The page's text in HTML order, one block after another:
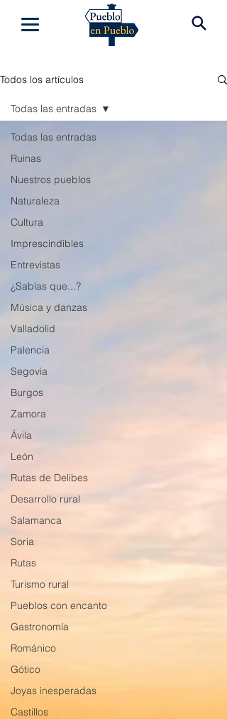
Todos los artículos
Todas las entradas
Ruinas
Nuestros pueblos
Naturaleza
Cultura
Imprescindibles
Entrevistas
¿Sabías que...?
Música y danzas
Valladolid
Palencia
Segovia
Burgos
Zamora
Ávila
León
Rutas de Delibes
Desarrollo rural
Salamanca
Soria
Rutas
Turismo rural
Pueblos con encanto
Gastronomía
Románico
Gótico
Joyas inesperadas
Castillos
Todas las entradas